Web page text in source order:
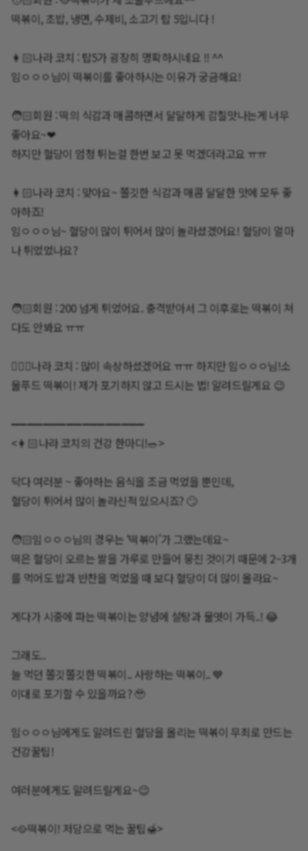
떡볶이, 초밥, 냉면, 수제비, 소고기 탑 5입니다 !
👩🏻나라 코치 : 탑5가 굉장히 명확하시네요 !! ^^
임ㅇㅇㅇ님이 떡볶이를 좋아하시는 이유가 궁금해요!
🧑🏻회원 : 떡의 식감과 매콤하면서 달달하게 감칠맛나는게 너무
좋아요~❤
하지만 혈당이 엄청 튀는걸 한번 보고 못 먹겠더라고요 ㅠㅠ
👩🏻나라 코치 : 맞아요~ 쫄깃한 식감과 매콤 달달한 맛에 모두 좋
아하죠!
임ㅇㅇㅇ님~ 혈당이 많이 튀어서 많이 놀라셨겠어요! 혈당이 얼마
나 튀었었나요?
🧑🏻회원 : 200 넘게 튀었어요. 충격받아서 그 이후로는 떡볶이 쳐
다도 안봐요 ㅠㅠ
🙍🏻‍♀️나라 코치 : 많이 속상하셨겠어요 ㅠㅠ 하지만 임ㅇㅇㅇ님!소
울푸드 떡볶이! 제가 포기하지 않고 드시는 법! 알려드릴게요 😉
➖➖➖➖➖➖➖➖➖➖➖➖➖➖➖➖➖
<👩🏻나라 코치의 건강 한마디!🥗>
닥다 여러분 ~ 좋아하는 음식을 조금 먹었을 뿐인데,
혈당이 튀어서 많이 놀라신적 있으시죠? 🙄
🧑🏻임ㅇㅇㅇ님의 경우는 ‘떡볶이’가 그랬는데요~
떡은 혈당이 오르는 쌀을 가루로 만들어 뭉친 것이기 때문에 2~3개
를 먹어도 밥과 반찬을 먹었을 때 보다 혈당이 더 많이 올라요~
게다가 시중에 파는 떡볶이는 양념에 설탕과 물엿이 가득..! 😂
그래도..
늘 먹던 쫄깃쫄깃한 떡볶이.. 사랑하는 떡볶이.. 💙
이대로 포기할 수 있을까요? 🥹
임ㅇㅇㅇ님에게도 알려드린 혈당을 올리는 떡볶이 무죄로 만드는
건강꿀팁!
여러분에게도 알려드릴게요~😉
<🥘떡볶이! 저당으로 먹는 꿀팁🍯>